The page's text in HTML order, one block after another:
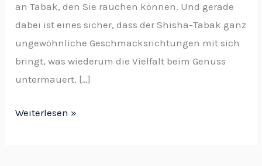
an Tabak, den Sie rauchen können. Und gerade
dabei ist eines sicher, dass der Shisha-Tabak ganz
ungewöhnliche Geschmacksrichtungen mit sich
bringt, was wiederum die Vielfalt beim Genuss
untermauert. […]
Weiterlesen »